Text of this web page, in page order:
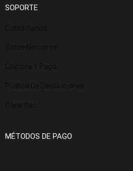
SOPORTE
Contáctanos
Sobre Nosotros
Compra Y Pago
Política De Devoluciones
Garantías
MÉTODOS DE PAGO